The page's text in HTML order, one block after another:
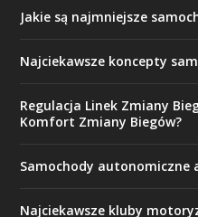
Jakie są najmniejsze
Najciekawsze koncepty
Regulacja Linek Zmiany
Komfort Zmiany Biegów?
Samochody autonomiczne
Najciekawsze kluby